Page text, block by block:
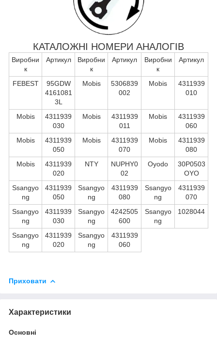
КАТАЛОЖНІ НОМЕРИ АНАЛОГІВ
Виробни
к
Артикул
Виробни
к
Артикул
Виробни
к
Артикул
FEBEST
95GDW
4161081
3L
Mobis
5306839
002
Mobis
4311939
010
Mobis
4311939
030
Mobis
4311939
011
Mobis
4311939
060
Mobis
4311939
050
Mobis
4311939
070
Mobis
4311939
080
Mobis
4311939
020
NTY
NUPHY0
02
Oyodo
30P0503
OYO
Ssangyo
ng
4311939
050
Ssangyo
ng
4311939
080
Ssangyo
ng
4311939
070
Ssangyo
ng
4311939
030
Ssangyo
ng
4242505
600
Ssangyo
ng
1028044
Ssangyo
ng
4311939
020
Ssangyo
ng
4311939
060
Приховати
Характеристики
Основні